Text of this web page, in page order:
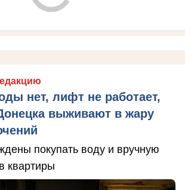
нет, лифт не работает,
выживают в жару
покупать воду и вручную
квартиры